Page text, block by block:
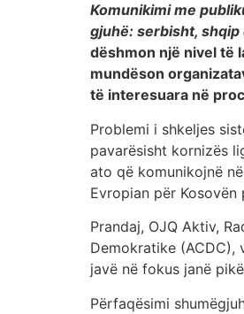
Komunikimi me
gjuhë: serbisht, shqip
dëshmon një nivel të
mundëson
të interesuara në
Problemi i shkeljes
pavarësisht kornizës
ato që komunikojnë
Evropian për
Prandaj, OJQ Aktiv,
Demokratike
javë në fokus janë
Përfaqësimi